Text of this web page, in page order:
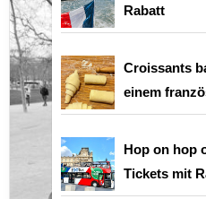
Rabatt
Croissants
einem
Hop on hop
Tickets mit